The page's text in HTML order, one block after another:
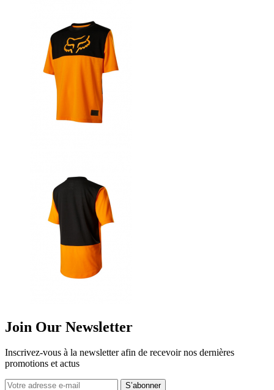
Join Our Newsletter
Inscrivez-vous à la newsletter afin de recevoir nos dernières
promotions et actus